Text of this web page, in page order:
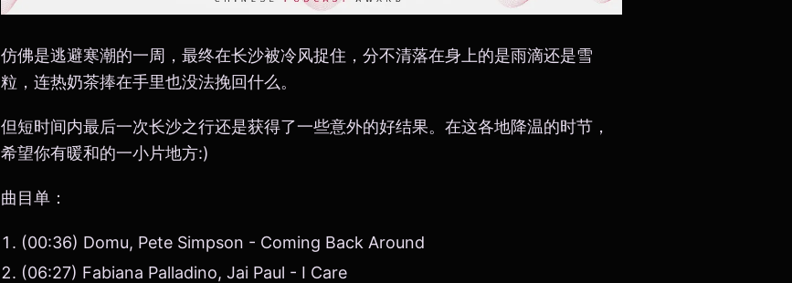
仿佛是逃避寒潮的一周，最终在长沙被冷风捉住，分不清落在身上的是雨滴还是雪
粒，连热奶茶捧在手里也没法挽回什么。
但短时间内最后一次长沙之行还是获得了一些意外的好结果。在这各地降温的时节，
希望你有暖和的一小片地方:)
曲目单：
(00:36) Domu, Pete Simpson - Coming Back Around
(06:27) Fabiana Palladino, Jai Paul - I Care